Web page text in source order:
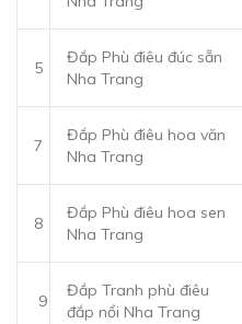
5
Đắp Phù điêu đúc sẵn
Nha Trang
7
Đắp Phù điêu hoa văn
Nha Trang
8
Đắp Phù điêu hoa sen
Nha Trang
9
Đắp Tranh phù điêu
đắp nổi Nha Trang